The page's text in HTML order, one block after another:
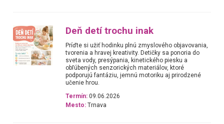
Deň detí trochu inak
Príďte si užiť hodinku plnú zmyslového objavovania,
tvorenia a hravej kreativity. Detičky sa ponoria do
sveta vody, presýpania, kinetického piesku a
obľúbených senzorických materiálov, ktoré
podporujú fantáziu, jemnú motoriku aj prirodzené
učenie hrou.
Termín: 09.06.2026
Mesto: Trnava